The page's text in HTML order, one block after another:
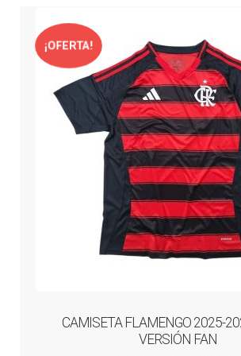
Liga Española – La Liga
Liga Francesa
Liga Italiana-Serie A
CAMISETA FLAMENGO 2025-
VERSIÓN FAN
¡OFERTA!